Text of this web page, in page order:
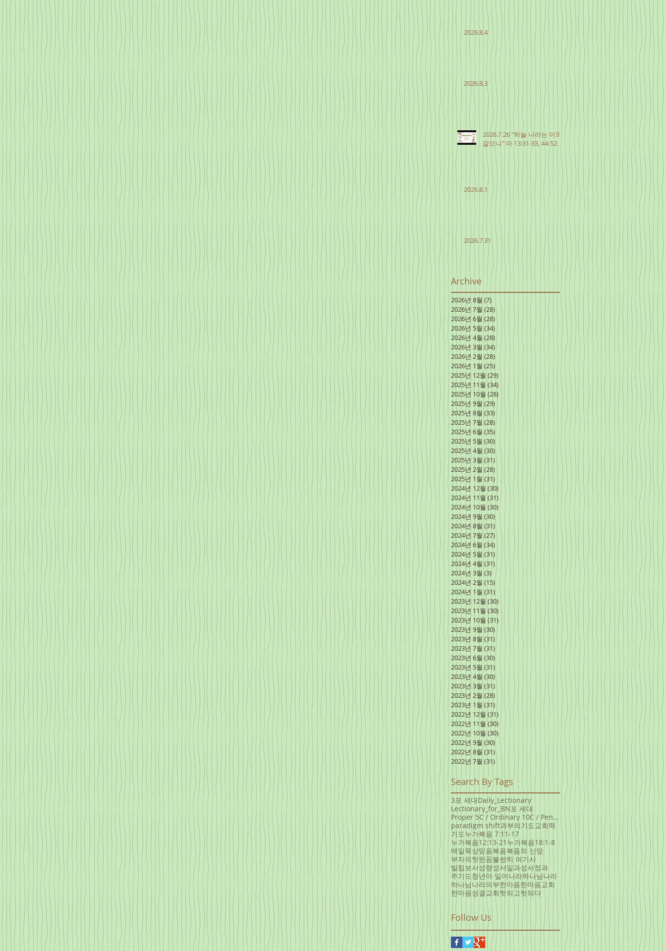
2026.8.4
2026.8.3
2026.7.26 "하늘 나라는 이와
같으니" 마 13:31-33, 44-52
2026.8.1
2026.7.31
Archive
2026년 8월 (7) 게시물 7개
2026년 7월 (28)게시물 28개
2026년 6월 (28)게시물 28개
2026년 5월 (34) 게시물 34개
2026년 4월 (28) 게시물 28개
2026년 3월 (34)게시물 34개
2026년 2월 (28)게시물 28개
2026년 1월 (25) 게시물 25개
2025년 12월 (29) 게시물 29개
2025년 11월 (34) 게시물 34개
2025년 10월 (28) 게시물 28개
2025년 9월 (29) 게시물 29개
2025년 8월 (33) 게시물 33개
2025년 7월 (28)게시물 28개
2025년 6월 (35)게시물 35개
2025년 5월 (30) 게시물 30개
2025년 4월 (30)게시물 30개
2025년 3월 (31)게시물 31개
2025년 2월 (28)게시물 28개
2025년 1월 (31) 게시물 31개
2024년 12월 (30) 게시물 30개
2024년 11월 (31) 게시물 31개
2024년 10월 (30) 게시물 30개
2024년 9월 (30) 게시물 30개
2024년 8월 (31)게시물 31개
2024년 7월 (27)게시물 27개
2024년 6월 (34) 게시물 34개
2024년 5월 (31) 게시물 31개
2024년 4월 (31)게시물 31개
2024년 3월 (3)게시물 3개
2024년 2월 (15) 게시물 15개
2024년 1월 (31) 게시물 31개
2023년 12월 (30) 게시물 30개
2023년 11월 (30) 게시물 30개
2023년 10월 (31)
2023년 9월 (30) 게시물 30개
2023년 8월 (31)게시물 31개
2023년 7월 (31)게시물 31개
2023년 6월 (30) 게시물 30개
2023년 5월 (31) 게시물 31개
2023년 4월 (30)게시물 30개
2023년 3월 (31)게시물 31개
2023년 2월 (28)
2023년 1월 (31)게시물 31개
2022년 12월 (31) 게시물 31개
2022년 11월 (30)게시물 30개
2022년 10월 (30)게시물 30개
2022년 9월 (30) 게시물 30개
2022년 8월 (31)게시물 31개
2022년 7월 (31) 게시물 31개
Search By Tags
3포 세대Daily_Lectionary
Lectionary_for_BN포 세대
Proper 5C / Ordinary 10C / Pentecost +3 June 5, 20
paradigm shift과부의기도교회력
기도누가복음 7:11-17
누가복음12:13-21 누가복음18:1-8
매일묵상믿음복음복음의 신앙
부자의헛된꿈불쌍히 여기사
빌립보서성령성서일과성서정과
주기도청년아 일어나라하나님나라
하나님나라의부한마음한마음교회
한마음성결교회헛되고헛되다
Follow Us